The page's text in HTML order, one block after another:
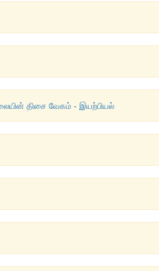
திசை வேகம் - இயற்பியல்